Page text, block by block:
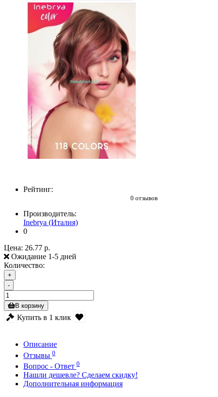
Рейтинг:
0 отзывов
Производитель:
Inebrya (Италия)
0
Цена: 26.77 р.
Ожидание 1-5 дней
Количество:
+
-
В корзину
Купить в 1 клик
Описание
Отзывы 0
Вопрос - Ответ 0
Нашли дешевле? Сделаем скидку!
Дополнительная информация